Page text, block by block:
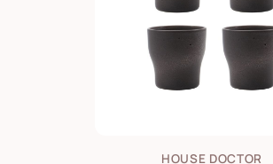
HOUSE DOCTOR